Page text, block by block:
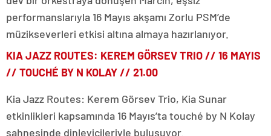
performanslarıyla 16 Mayıs akşamı Zorlu PSM’de
müzikseverleri etkisi altına almaya hazırlanıyor.
KIA JAZZ ROUTES: KEREM GÖRSEV TRIO // 16 MAYIS
// TOUCHÉ BY N KOLAY // 21.00
Kia Jazz Routes: Kerem Görsev Trio, Kia Sunar
etkinlikleri kapsamında 16 Mayıs’ta touché by N Kolay
sahnesinde dinleyicileriyle buluşuyor.